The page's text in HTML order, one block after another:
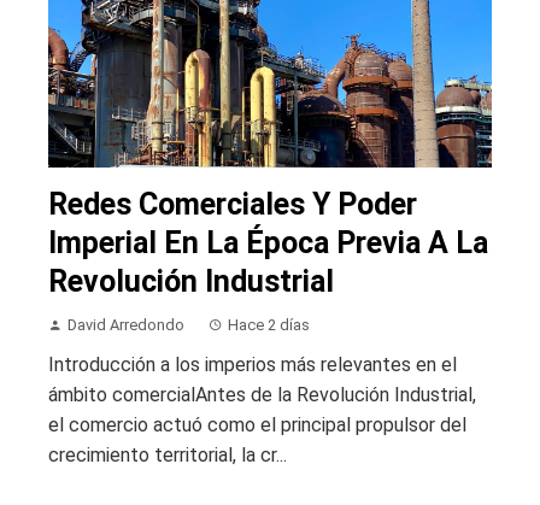
Redes Comerciales Y Poder
Imperial En La Época Previa A La
Revolución Industrial
David Arredondo Hace 2 días
Introducción a los imperios más relevantes en el
ámbito comercialAntes de la Revolución Industrial,
el comercio actuó como el principal propulsor del
crecimiento territorial, la cr...